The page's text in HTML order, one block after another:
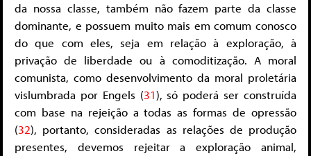
da nossa classe, também não fazem parte da classe
dominante, e possuem muito mais em comum conosco
do que com eles, seja em relação à exploração, à
privação de liberdade ou à comoditização. A moral
comunista, como desenvolvimento da moral proletária
vislumbrada por Engels (31), só poderá ser construída
com base na rejeição a todas as formas de opressão
(32), portanto, consideradas as relações de produção
presentes, devemos rejeitar a exploração animal,